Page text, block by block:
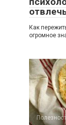
Как
огромное